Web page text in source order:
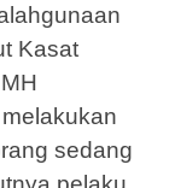
Kasat
sedang